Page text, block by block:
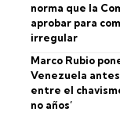
norma que la
aprobar para
irregular
Marco Rubio
Venezuela
entre el
no años’